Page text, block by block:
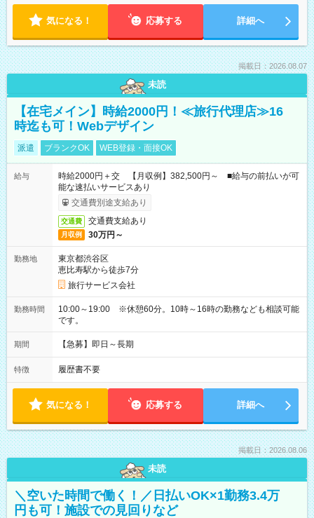
気になる！ 応募する 詳細へ
掲載日：2026.08.07
未読
【在宅メイン】時給2000円！≪旅行代理店≫16
時迄も可！Webデザイン
派遣 ブランクOK WEB登録・面接OK
給与
時給2000円＋交 【月収例】382,500円～ ■給与の前払いが可
能な速払いサービスあり
交通費別途支給あり
交通費 交通費支給あり
月収例 30万円～
勤務地
東京都渋谷区
恵比寿駅から徒歩7分
旅行サービス会社
勤務時間
10:00～19:00 ※休憩60分。10時～16時の勤務なども相談可能
です。
期間 【急募】即日～長期
特徴 履歴書不要
気になる！ 応募する 詳細へ
掲載日：2026.08.06
未読
＼空いた時間で働く！／日払いOK×1勤務3.4万
円も可！施設での見回りなど